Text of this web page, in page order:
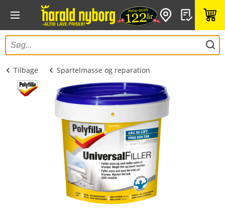
Tilbage Spartelmasse og reparation